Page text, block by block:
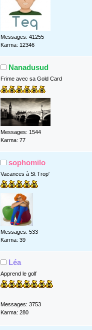
Messages: 41255
Karma: 12346
Nanadusud
Frime avec sa Gold Card
Messages: 1544
Karma: 77
sophomilo
Vacances à St Trop'
Messages: 533
Karma: 39
Léa
Apprend le golf
Messages: 3753
Karma: 280